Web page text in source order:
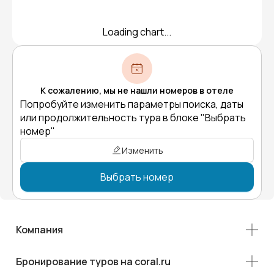
Loading chart...
К сожалению, мы не нашли номеров в отеле
Попробуйте изменить параметры поиска, даты
или продолжительность тура в блоке "Выбрать
номер"
Изменить
Выбрать номер
Компания
Бронирование туров на coral.ru